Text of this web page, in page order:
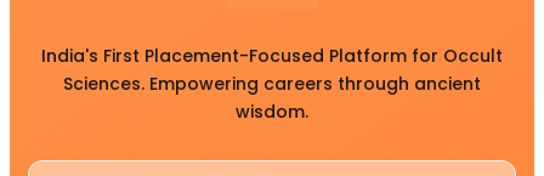
India's First Placement-Focused Platform for Occult
Sciences. Empowering careers through ancient
wisdom.